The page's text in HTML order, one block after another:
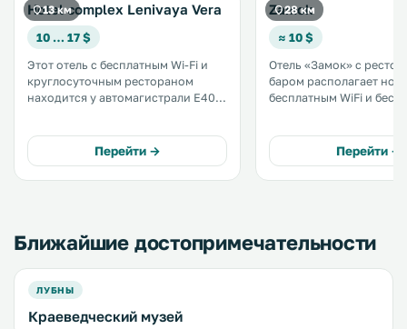
13 км
Hotel complex Lenivaya Vera
10 … 17 $
Этот отель с бесплатным Wi-Fi и
круглосуточным рестораном
находится у автомагистрали E40,
на бесплатной парковке и
посетить небольшой частный
зоопарк. .
Перейти →
28 км
Zamok
≈ 10 $
Отель «Замок» с
баром располагает
бесплатным WiFi и
телевизором с
спутниковыми
Перейти →
Ближайшие достопримечательности
ЛУБНЫ
Краеведческий музей